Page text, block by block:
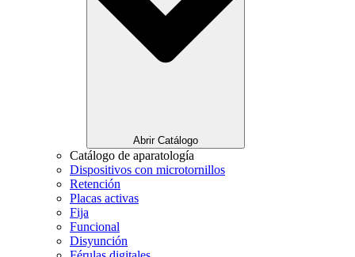
Abrir Catálogo
Catálogo de aparatología
Dispositivos con microtornillos
Retención
Placas activas
Fija
Funcional
Disyunción